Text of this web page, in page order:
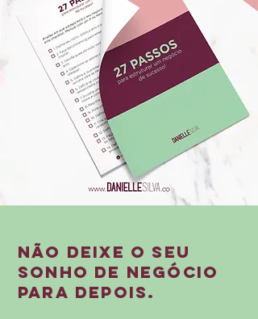
NÃO DEIXE O SEU
SONHO DE NEGÓCIO
PARA DEPOIS.